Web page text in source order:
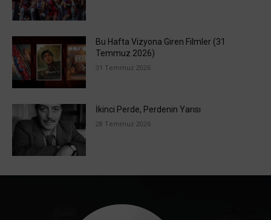
Bu Hafta Vizyona Giren Filmler (31
Temmuz 2026)
31 Temmuz 2026
İkinci Perde, Perdenin Yarısı
28 Temmuz 2026